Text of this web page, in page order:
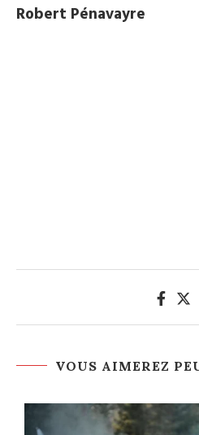
Robert Pénavayre
VOUS AIMEREZ